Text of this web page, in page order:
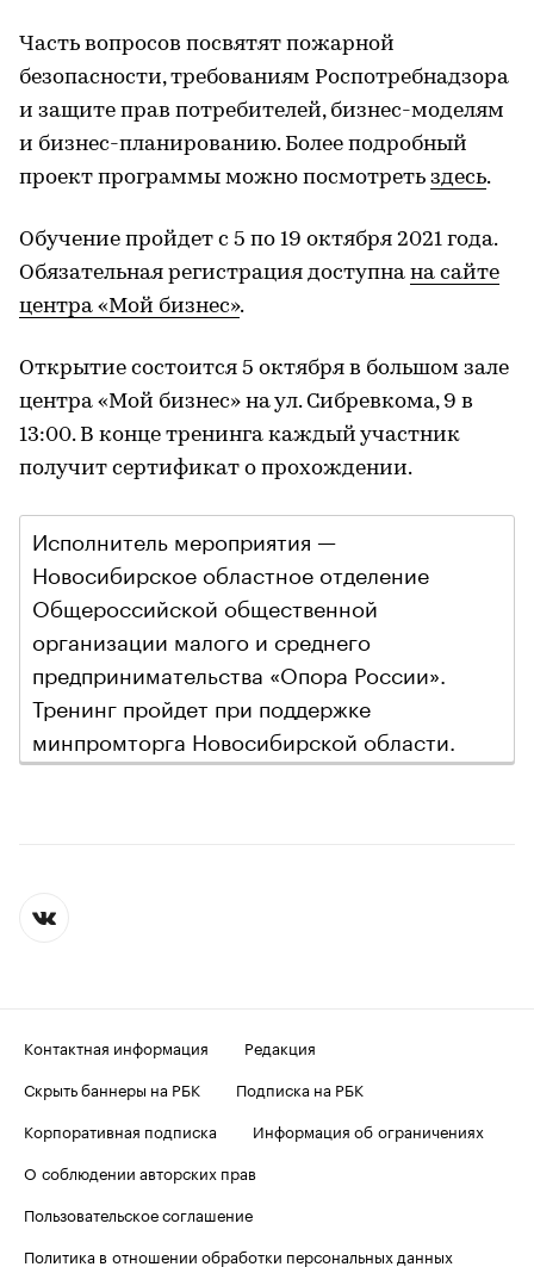
Часть вопросов посвятят пожарной
безопасности, требованиям Роспотребнадзора
и защите прав потребителей, бизнес-моделям
и бизнес-планированию. Более подробный
проект программы можно посмотреть здесь.
Обучение пройдет с 5 по 19 октября 2021 года.
Обязательная регистрация доступна на сайте
центра «Мой бизнес».
Открытие состоится 5 октября в большом зале
центра «Мой бизнес» на ул. Сибревкома, 9 в
13:00. В конце тренинга каждый участник
получит сертификат о прохождении.
Исполнитель мероприятия —
Новосибирское областное отделение
Общероссийской общественной
организации малого и среднего
предпринимательства «Опора России».
Тренинг пройдет при поддержке
минпромторга Новосибирской области.
Контактная информация
Редакция
Скрыть баннеры на РБК
Подписка на РБК
Корпоративная подписка
Информация об ограничениях
О соблюдении авторских прав
Пользовательское соглашение
Политика в отношении обработки персональных данных